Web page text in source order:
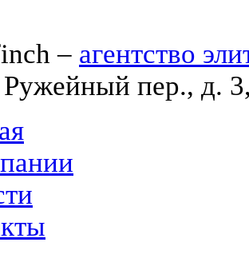
– агентство
пер., д.